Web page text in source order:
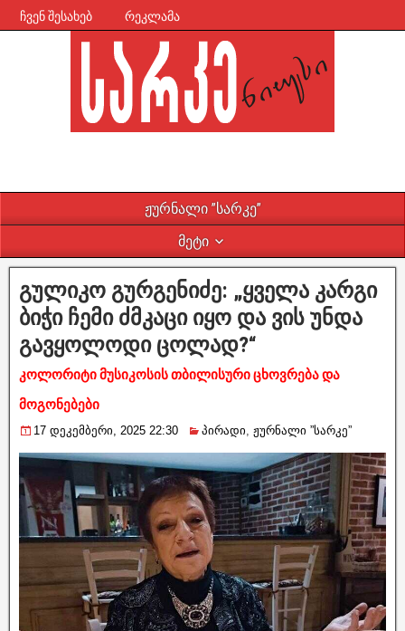
ჩვენ შესახებ რეკლამა
ჟურნალი ”სარკე”
მეტი
გულიკო გურგენიძე: „ყველა კარგი
ბიჭი ჩემი ძმკაცი იყო და ვის უნდა
გავყოლოდი ცოლად?“
კოლორიტი მუსიკოსის თბილისური ცხოვრება და
მოგონებები
17 დეკემბერი, 2025 22:30 პირადი, ჟურნალი ”სარკე”